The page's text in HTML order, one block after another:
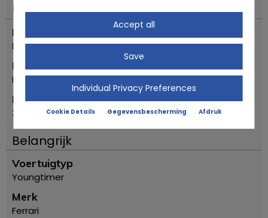
Plaats
Land
Duitsland
Plaats
Bovenden
Postcode
37120
Belangrijk
Voertuigtyp
Youngtimer
Merk
Ferrari
Accept all
Save
Individual Privacy Preferences
Cookie Details Gegevensbescherming Afdruk